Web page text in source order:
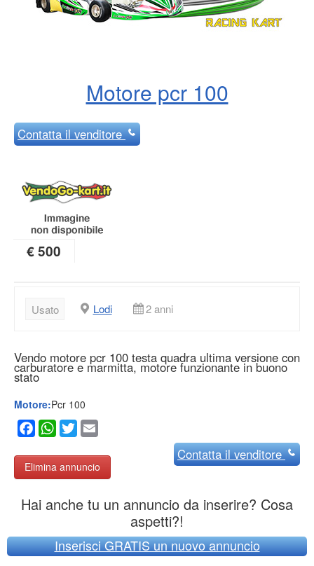
Motore pcr 100
Contattail venditore
€ 500
Usato Lodi 2 anni
Vendo motore pcr 100 testa quadra ultima versione con
carburatore e marmitta, motore funzionante in buono
stato
Motore:Pcr 100
Facebook
WhatsApp
Twitter
Elimina annuncio
Contattail venditore
Hai anche tu un annuncio da inserire? Cosa
aspetti?!
Inserisci GRATIS un nuovo annuncio